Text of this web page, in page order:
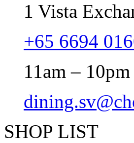
1 Vista
+65 6694
11am –
SHOP LIST